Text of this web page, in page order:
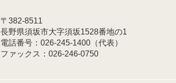
〒382-8511
長野県須坂市大字須坂1528番地の1
電話番号：026-245-1400（代表）
ファックス：026-246-0750